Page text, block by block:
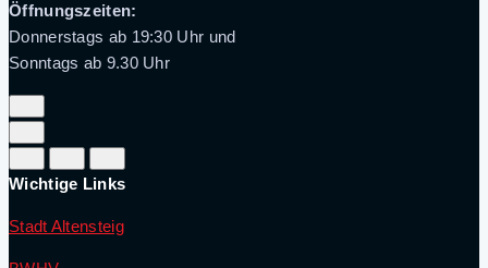
Öffnungszeiten:
Donnerstags ab 19:30 Uhr und
Sonntags ab 9.30 Uhr
Wichtige Links
Stadt Altensteig